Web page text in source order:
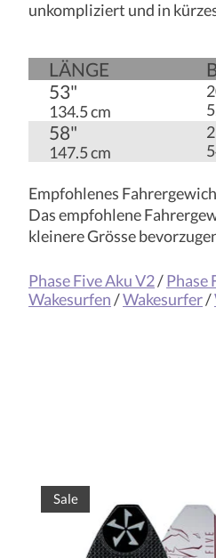
unkompliziert und in
LÄNGE
53"
134.5 cm
58"
147.5 cm
Empfohlenes
Das empfohlene
kleinere Grösse
Phase Five Aku V2/Phase
Wakesurfen/Wakesurfer/
Produkt-Karussell-Artikel
Sale